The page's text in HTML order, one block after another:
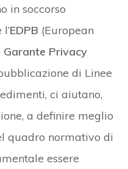
in soccorso
EDPB (European
Garante Privacy
di Linee
ci aiutano,
a definire meglio
quadro normativo di
essere